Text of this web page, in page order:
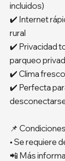
incluidos)
✔️ Internet
rural
✔️ Privacidad
parqueo
✔️ Clima
✔️ Perfecta
📌
• Se requiere
📲 Más